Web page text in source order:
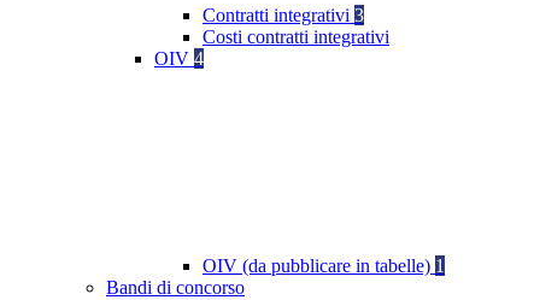
Contratti integrativi 3
Costi contratti integrativi
OIV 4
OIV (da pubblicare in tabelle) 1
Bandi di concorso